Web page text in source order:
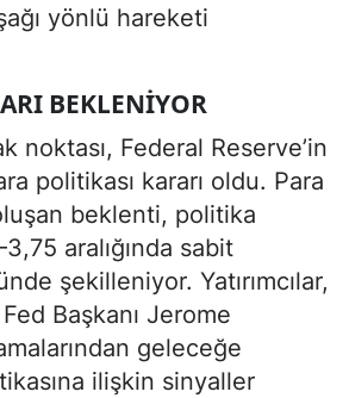
yönlü hareketi
BEKLENIYOR
noktası, Federal Reserve’in
politikası kararı oldu. Para
beklenti, politika
aralığında sabit
şekilleniyor. Yatırımcılar,
Başkanı Jerome
geleceğe
ilişkin sinyaller